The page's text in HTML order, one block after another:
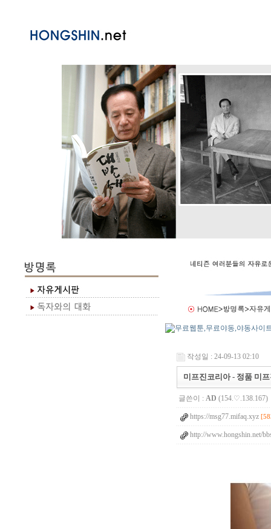
작성일 : 24-09-13 02:10
미프진코리아 - 정품 미
글쓴이 : AD (154.♡.138.167)
https://msg77.mifaq.xyz
http://www.hongshin.net/